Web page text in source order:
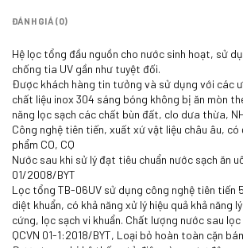
ĐÁNH GIÁ (0)
Hệ lọc tổng đầu nguồn cho nước sinh hoạt, sử
chống tia UV gần như tuyệt đối.
Được khách hàng tin tưởng và sử dụng với các
chất liệu inox 304 sáng bóng không bị ăn mòn
năng lọc sạch các chất bùn đất, clo dưa thừa,
Công nghệ tiên tiến, xuất xứ vật liệu châu âu, có
phẩm CO, CQ
Nước sau khi sử lý đạt tiêu chuẩn nước sạch ăn
01/2008/BYT
Lọc tổng TB-06UV sử dụng công nghệ tiên tiến
diệt khuẩn, có khả năng xử lý hiệu quả khả năng
cứng, lọc sạch vi khuẩn. Chất lượng nước sau
QCVN 01-1:2018/BYT, Loại bỏ hoàn toàn cặn